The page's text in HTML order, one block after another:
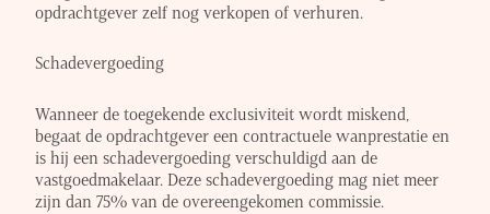
opdrachtgever zelf nog verkopen of verhuren.
Schadevergoeding
Wanneer de toegekende exclusiviteit wordt miskend,
begaat de opdrachtgever een contractuele wanprestatie en
is hij een schadevergoeding verschuldigd aan de
vastgoedmakelaar. Deze schadevergoeding mag niet meer
zijn dan 75% van de overeengekomen commissie.